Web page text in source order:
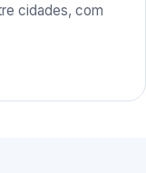
cidades, com